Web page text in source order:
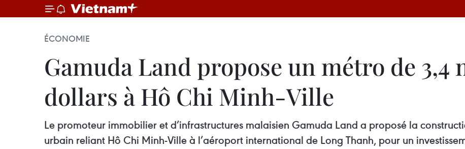
ÉCONOMIE
Gamuda Land propose un métro de 3,4
dollars à Hô Chi Minh-Ville
Le promoteur immobilier et d’infrastructures malaisien Gamuda Land a proposé la
urbain reliant Hô Chi Minh-Ville à l’aéroport international de Long Thanh, pour un